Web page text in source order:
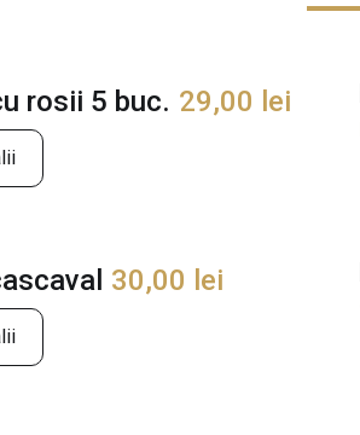
rosii 5 buc. 29,00 lei
30,00 lei